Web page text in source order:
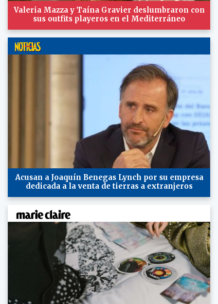
Valeria Mazza y Taína Gravier deslumbraron con
sus outfits playeros en el Mediterráneo
Acusan a Joaquín Benegas Lynch por su empresa
dedicada a la venta de tierras a extranjeros